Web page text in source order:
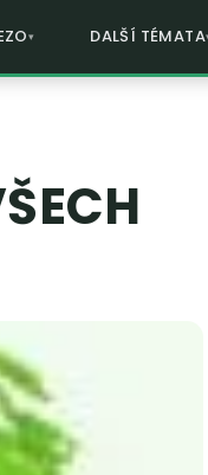
DALŠÍ TÉMATA